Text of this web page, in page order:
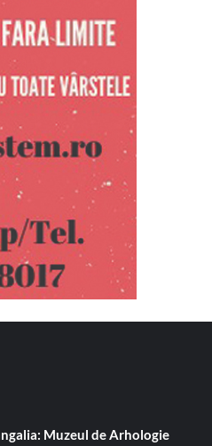
Muzeul de Arhologie